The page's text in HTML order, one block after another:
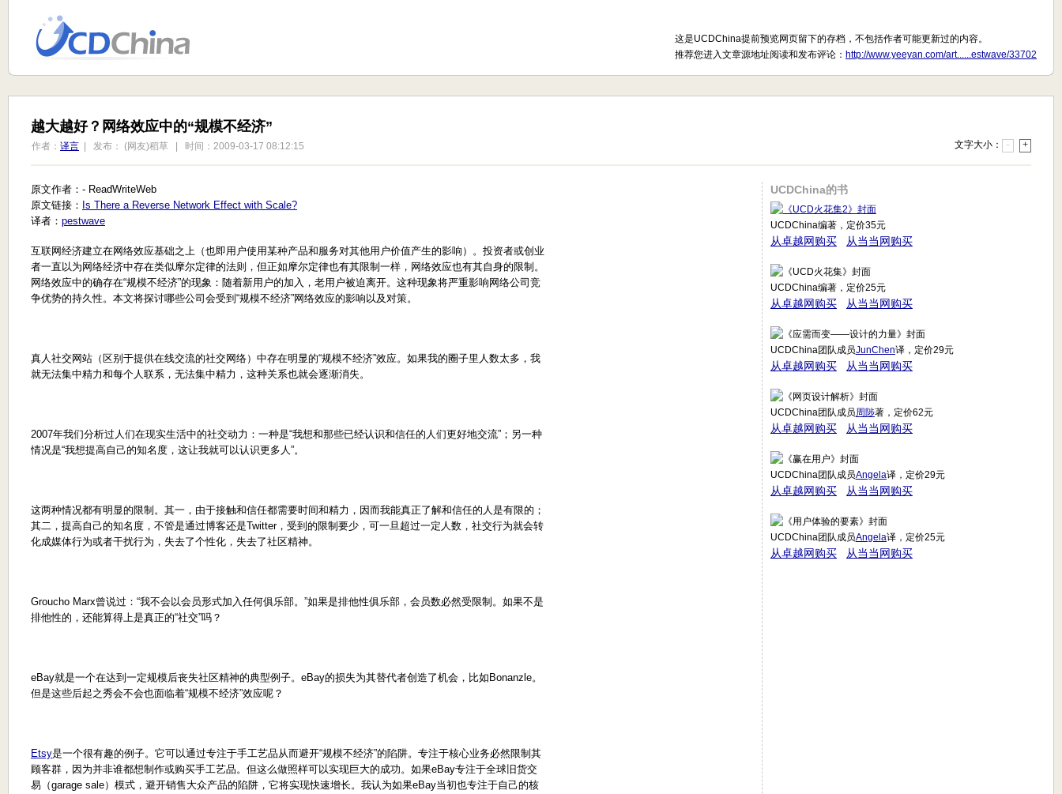
这是UCDChina提前预览网页留下的存档，不包括作者可能更新过的内容。
推荐您进入文章源地址阅读和发布评论： http://www.yeeyan.com/art......estwave/33702
越大越好？网络效应中的“规模不经济”
作者： 译言 | 发布： (网友)稻草 | 时间：2009-03-17 08:12:15 文字大小： - +
原文作者：- ReadWriteWeb
原文链接： Is There a Reverse Network Effect with Scale?
译者： pestwave
互联网经济建立在网络效应基础之上（也即用户使用某种产品和服务对其他用户价值产生的影响）。投资者或创业
者一直以为网络经济中存在类似摩尔定律的法则，但正如摩尔定律也有其限制一样，网络效应也有其自身的限制。
网络效应中的确存在“规模不经济”的现象：随着新用户的加入，老用户被迫离开。这种现象将严重影响网络公司竞
争优势的持久性。本文将探讨哪些公司会受到“规模不经济”网络效应的影响以及对策。
真人社交网站（区别于提供在线交流的社交网络）中存在明显的“规模不经济”效应。如果我的圈子里人数太多，我
就无法集中精力和每个人联系，无法集中精力，这种关系也就会逐渐消失。
2007年我们分析过人们在现实生活中的社交动力：一种是“我想和那些已经认识和信任的人们更好地交流”；另一种
情况是“我想提高自己的知名度，这让我就可以认识更多人”。
这两种情况都有明显的限制。其一，由于接触和信任都需要时间和精力，因而我能真正了解和信任的人是有限的；
其二，提高自己的知名度，不管是通过博客还是Twitter，受到的限制要少，可一旦超过一定人数，社交行为就会转
化成媒体行为或者干扰行为，失去了个性化，失去了社区精神。
Groucho Marx曾说过：“我不会以会员形式加入任何俱乐部。”如果是排他性俱乐部，会员数必然受限制。如果不是
排他性的，还能算得上是真正的“社交”吗？
eBay就是一个在达到一定规模后丧失社区精神的典型例子。eBay的损失为其替代者创造了机会，比如Bonanzle。
但是这些后起之秀会不会也面临着“规模不经济”效应呢？
Etsy是一个很有趣的例子。它可以通过专注于手工艺品从而避开“规模不经济”的陷阱。专注于核心业务必然限制其
顾客群，因为并非谁都想制作或购买手工艺品。但这么做照样可以实现巨大的成功。如果eBay专注于全球旧货交
易（garage sale）模式，避开销售大众产品的陷阱，它将实现快速增长。我认为如果eBay当初也专注于自己的核
UCDChina的书
UCDChina编著，定价35元
从卓越网购买 从当当网购买
UCDChina编著，定价25元
从卓越网购买 从当当网购买
UCDChina团队成员JunChen译，定价29元
从卓越网购买 从当当网购买
UCDChina团队成员周陟著，定价62元
从卓越网购买 从当当网购买
UCDChina团队成员Angela译，定价29元
从卓越网购买 从当当网购买
UCDChina团队成员Angela译，定价25元
从卓越网购买 从当当网购买